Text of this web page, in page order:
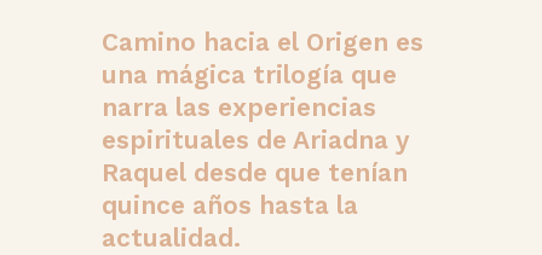
Camino hacia el Origen es
una mágica trilogía que
narra las experiencias
espirituales de Ariadna y
Raquel desde que tenían
quince años hasta la
actualidad.